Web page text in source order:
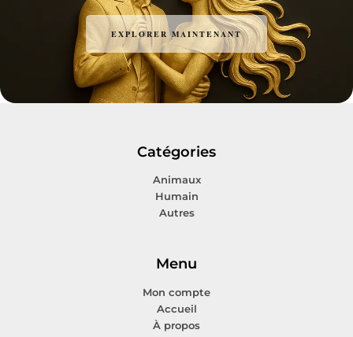
EXPLORER MAINTENANT
Catégories
Animaux
Humain
Autres
Menu
Mon compte
Accueil
À propos